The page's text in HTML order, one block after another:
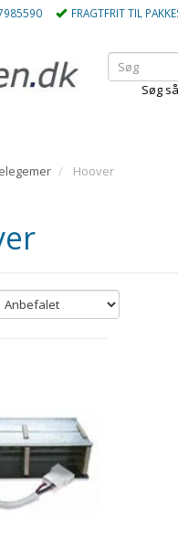
FRAGTFRIT TIL
Søg
Hoover